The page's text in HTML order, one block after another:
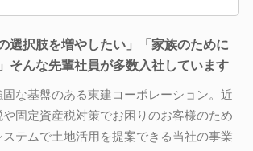
選択肢を増やしたい」「家族のために
そんな先輩社員が多数入社しています
固な基盤のある東建コーポレーション。近
固定資産税対策でお困りのお客様のため
テムで土地活用を提案できる当社の事業